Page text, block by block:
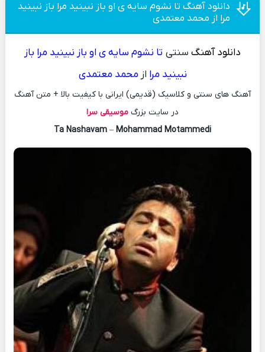
دانلود آهنگ تا نشوم سایه ی او باز نبینید مرا باز نبینید
مرا از محمد معتمدی
دانلود آهنگ سنتی تا نشوم سایه ی او باز نبینید مرا باز
نبینید مرا از محمد معتمدی
آهنگ های سنتی و کلاسیک (قدیمی) ایرانی با کیفیت بالا + متن آهنگ
در سایت بزرگ موسیقی سرا
Ta Nashavam – Mohammad Motammedi